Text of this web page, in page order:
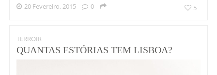
20 Fevereiro, 2015 0 5
TERROIR
QUANTAS ESTÓRIAS TEM LISBOA?